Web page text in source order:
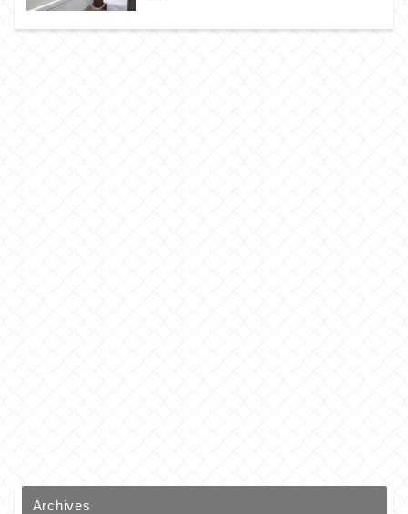
Archives